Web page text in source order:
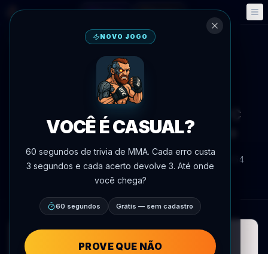
🎮 Fantasy 📅 Eventos
Voltar às notícias
Anúncio de luta
Shamil Gaziev vs. Kennedy
Nzechukwu marcado para UFC
Sacramento em 22 de agosto
Por
, 19:54
NOVO JOGO
VOCÊ É CASUAL?
60 segundos de trivia de MMA. Cada erro custa
3 segundos e cada acerto devolve 3. Até onde
você chega?
60 segundos Grátis — sem cadastro
PROVE QUE NÃO